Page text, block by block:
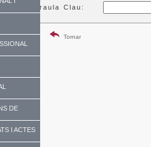
DE
I ACTES
Paraula Clau:
Tornar